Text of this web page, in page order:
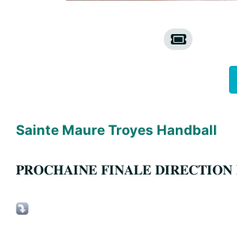
Sainte Maure Troyes Handball
𝐏𝐑𝐎𝐂𝐇𝐀𝐈𝐍𝐄 𝐅𝐈𝐍𝐀𝐋𝐄